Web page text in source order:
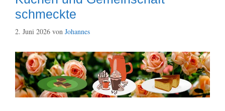
schmeckte
2. Juni 2026 von Johannes